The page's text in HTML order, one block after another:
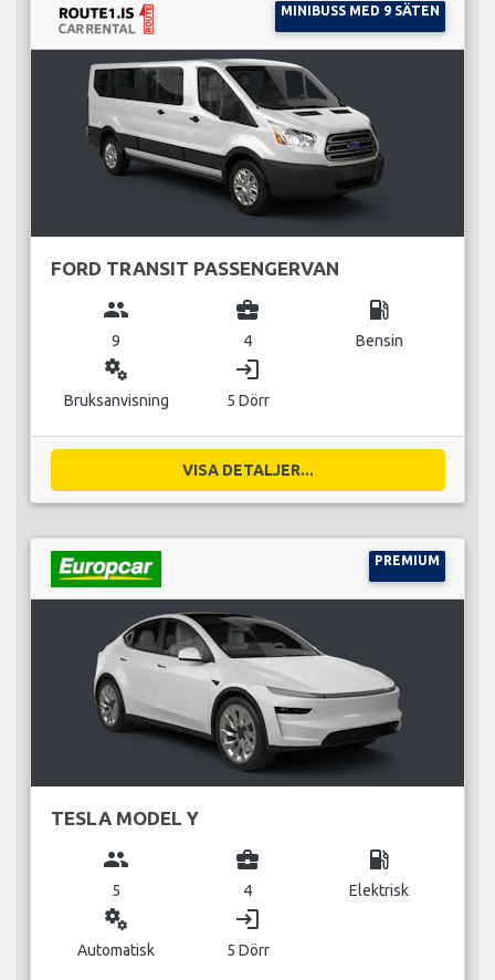
MINIBUSS MED 9 SÄTEN
FORD TRANSIT PASSENGERVAN
group
9
business_center
4
local_gas_station
Bensin
miscellaneous_services
Bruksanvisning
login
5 Dörr
VISA DETALJER...
PREMIUM
TESLA MODEL Y
group
5
business_center
4
local_gas_station
Elektrisk
miscellaneous_services
Automatisk
login
5 Dörr